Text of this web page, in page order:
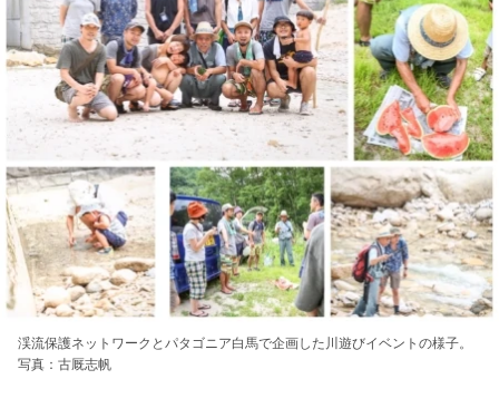
渓流保護ネットワークとパタゴニア白馬で企画した川遊びイベントの様子。
写真：古厩志帆